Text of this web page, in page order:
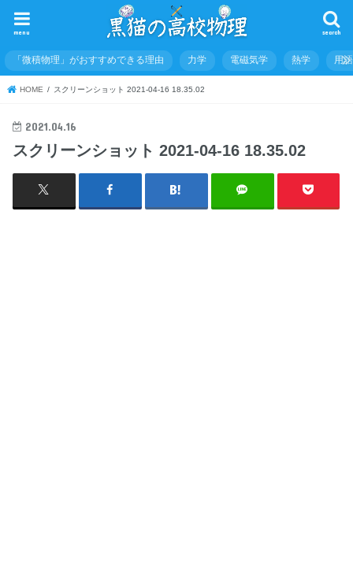
search
menu
「微積物理」がおすすめできる理由 力学 電磁気学 熱学 用
HOME スクリーンショット 2021-04-16 18.35.02
2021.04.16
スクリーンショット 2021-04-16 18.35.02